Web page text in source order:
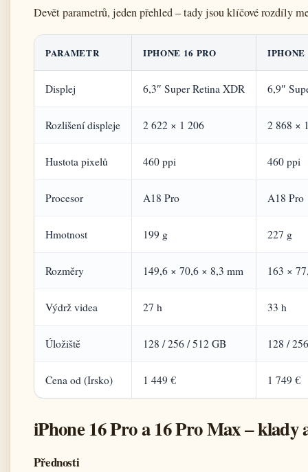
Devět parametrů, jeden přehled – tady jsou klíčové rozdíly
PARAMETR IPHONE 16 PRO IPHONE
Displej 6,3″ Super Retina XDR 6,9″
Rozlišení displeje 2 622 × 1 206 2 868 ×
Hustota pixelů 460 ppi 460 ppi
Procesor A18 Pro A18 Pro
Hmotnost 199 g 227 g
Rozměry 149,6 × 70,6 × 8,3 mm 163 ×
Výdrž videa 27 h 33 h
Úložiště 128 / 256 / 512 GB 128 /
Cena od (Irsko) 1 449 € 1 749 €
iPhone 16 Pro a 16 Pro Max – klady
Přednosti